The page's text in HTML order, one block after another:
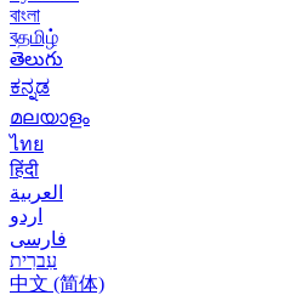
বাংলা
বதமிழ்
తెలుగు
ಕನ್ನಡ
മലയാളം
ไทย
हिंदी
العربية
اردو
فارسی
עִברִית
中文 (简体)